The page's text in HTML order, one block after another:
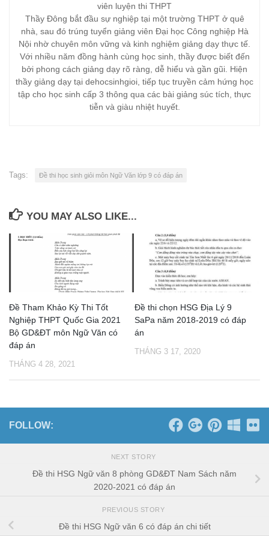
viên luyện thi THPT
Thầy Đông bắt đầu sự nghiệp tại một trường THPT ở quê
nhà, sau đó trúng tuyển giảng viên Đại học Công nghiệp Hà
Nội nhờ chuyên môn vững và kinh nghiệm giảng dạy thực tế.
Với nhiều năm đồng hành cùng học sinh, thầy được biết đến
bởi phong cách giảng dạy rõ ràng, dễ hiểu và gần gũi. Hiện
thầy giảng dạy tại dehocsinhgioi, tiếp tục truyền cảm hứng học
tập cho học sinh cấp 3 thông qua các bài giảng súc tích, thực
tiễn và giàu nhiệt huyết.
Tags: Đề thi học sinh giỏi môn Ngữ Văn lớp 9 có đáp án
YOU MAY ALSO LIKE...
Đề Tham Khảo Kỳ Thi Tốt
Nghiệp THPT Quốc Gia 2021
Bộ GD&ĐT môn Ngữ Văn có
đáp án
THÁNG 4 28, 2021
Đề thi chọn HSG Địa Lý 9
SaPa năm 2018-2019 có đáp
án
THÁNG 3 17, 2020
FOLLOW:
NEXT STORY
Đề thi HSG Ngữ văn 8 phòng GD&ĐT Nam Sách năm
2020-2021 có đáp án
PREVIOUS STORY
Đề thi HSG Ngữ văn 6 có đáp án chi tiết